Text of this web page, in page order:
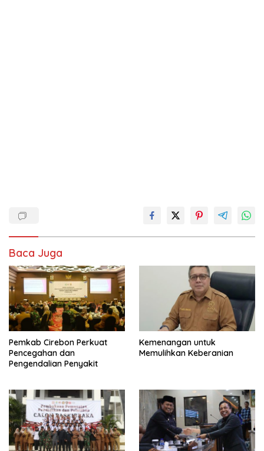
Baca Juga
Pemkab Cirebon Perkuat
Pencegahan dan
Pengendalian Penyakit
Kemenangan untuk
Memulihkan Keberanian